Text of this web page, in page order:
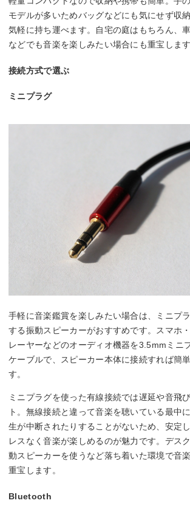
モデルが多いためバッグなどにも気にせず収
気軽に持ち運べます。自宅の庭はもちろん、
などでも音楽を楽しみたい場合にも重宝します
接続方式で選ぶ
ミニプラグ
手軽に音楽鑑賞を楽しみたい場合は、ミニプ
する振動スピーカーがおすすめです。スマホ
レーヤーなどのオーディオ機器を3.5mmミニ
ケーブルで、スピーカー本体に接続すれば簡
す。
ミニプラグを使った有線接続では遅延や音飛
ト。無線接続と違って音楽を聴いている最中
生が中断されたりすることがないため、安定
レスなく音楽が楽しめるのが魅力です。デス
動スピーカーを使うなど落ち着いた環境で音
重宝します。
Bluetooth